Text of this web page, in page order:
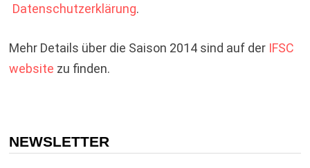
Datenschutzerklärung.
Mehr Details über die Saison 2014 sind auf der IFSC
website zu finden.
NEWSLETTER